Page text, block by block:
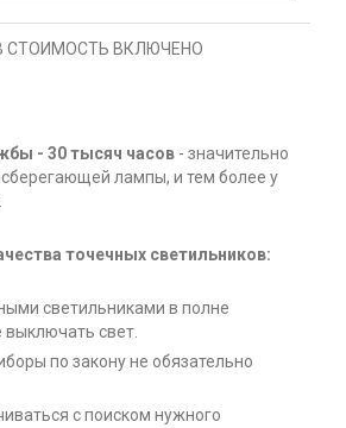
СТОИМОСТЬ ВКЛЮЧЕНО
- 30 тысяч часов - значительно
лампы, и тем более у
точечных светильников:
светильниками в полне
свет.
по закону не обязательно
с поиском нужного